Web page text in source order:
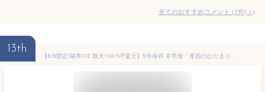
全てのおすすめコメント (1件) >
13th
【8/5限定!確率1/2 最大100％P還元】5年保存 非常食「尾西のひだまりパン」6個セット 選べる3種類(プレーン/メープル/チョコ) 5年保存 非常食 (おいしい災害備蓄用パン 尾西食品 防災 保存食 パン 保存食セット 非常用 備蓄品 賞味期限5年 缶入りパン